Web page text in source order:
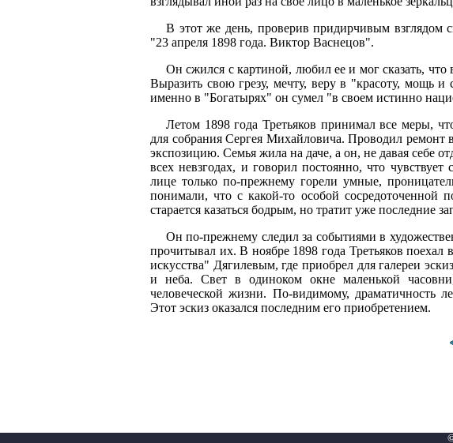
В этот же день, проверив придирчивым взглядом
"23 апреля 1898 года. Виктор Васнецов".
Он сжился с картиной, любил ее и мог сказать,
Выразить свою грезу, мечту, веру в "красоту, мощь
именно в "Богатырях" он сумел "в своем истинно
Летом 1898 года Третьяков принимал все меры,
для собрания Сергея Михайловича. Проводил ремонт
экспозицию. Семья жила на даче, а он, не давая себе
всех невзгодах, и говорил постоянно, что
лице только по-прежнему горели умные,
понимали, что с какой-то особой
старается казаться бодрым, но тратит уже последние
Он по-прежнему следил за событиями в
прочитывал их. В ноябре 1898 года Третьяков
искусства" Дягилевым, где приобрел для галереи
и неба. Свет в одиноком окне маленькой
человеческой жизни. По-видимому, драматичность
Этот эскиз оказался последним его приобретением.